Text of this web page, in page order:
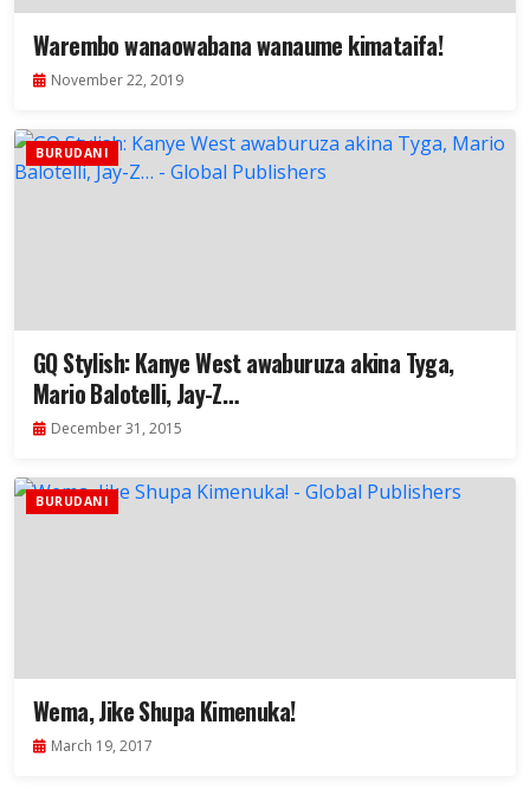
Warembo wanaowabana wanaume kimataifa!
November 22, 2019
BURUDANI
GQ Stylish: Kanye West awaburuza akina Tyga,
Mario Balotelli, Jay-Z…
December 31, 2015
BURUDANI
Wema, Jike Shupa Kimenuka!
March 19, 2017